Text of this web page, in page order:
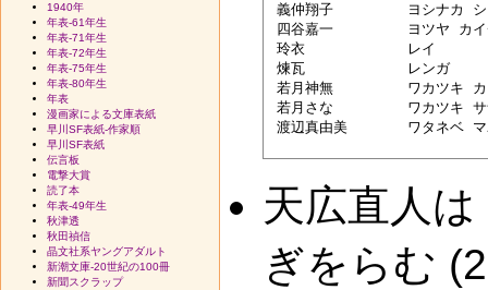
義仲翔子　	ヨシナカ ショウコ
四谷嘉一　	ヨツヤ カイチ
玲衣　　　	レイ
煉瓦　　　	レンガ
若月神無　	ワカツキ カンナ
若月さな　	ワカツキ サナ
渡辺真由美	ワタネベ マユミ
天広直人
ぎをらむ
1940年
年表-61年生
年表-71年生
年表-72年生
年表-75年生
年表-80年生
年表
漫画家による文庫表紙
早川SF表紙-作家順
早川SF表紙
伝言板
電撃大賞
読了本
年表-49年生
秋津透
秋田禎信
晶文社系ヤングアダルト
新潮文庫-20世紀の100冊
新聞スクラップ